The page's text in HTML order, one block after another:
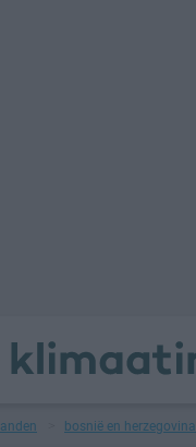
bosnië en herzegovina